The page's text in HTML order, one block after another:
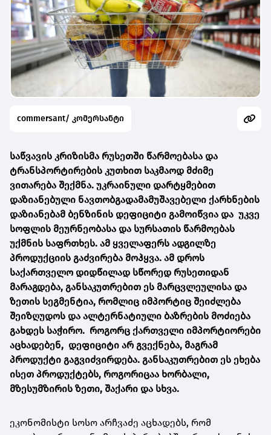
commersant/ კომერსანტი
საწვავის კრიზისმა რუსეთში წარმოებასა და
ტრანსპორტირების კუთხით საკმაოდ მძიმე
ვითარება შექმნა. უკრაინული დარტყმებით
დაზიანებული ნავთობგადამამუშავებელი ქარხნების
დაზიანებამ ბენზინის დეფიციტი გამოიწვია და უკვე
სოფლის მეურნეობასა და სურსათის წარმოებას
უქმნის საფრთხეს. ამ ყველაფერს ადგილზე
პროდუქციის გაძვირება მოჰყვა. ამ დროს
საქართველო დიდწილად სწორედ რუსეთიდან
მარაგდება, განსაკუთრებით ეს მარცვლეულისა და
ზეთის სეგმენტია, რომლიც იმპორტიც შეიძლება
შეიზღუდოს და ალტერნატიული ბაზრების მოძიება
გახდეს საჭირო. როგორც ქართველი იმპორტიორები
აცხადებენ, დეფიციტი არ გვექნება, მაგრამ
პროდუქტი გაგვიძვირდება. განსაკუთრებით ეს ეხება
ისეთ პროდუქტებს, როგორიცაა ხორბალი,
მზესუმზირის ზეთი, შაქარი და სხვა.
ეკონომისტი სოსო არჩვაძე აცხადებს, რომ